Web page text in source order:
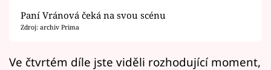
Filmový festival Karlovy Vary
Paní Vránová čeká na svou scénu
Zdroj: archiv Prima
Ve čtvrtém díle jste viděli rozhodující moment,